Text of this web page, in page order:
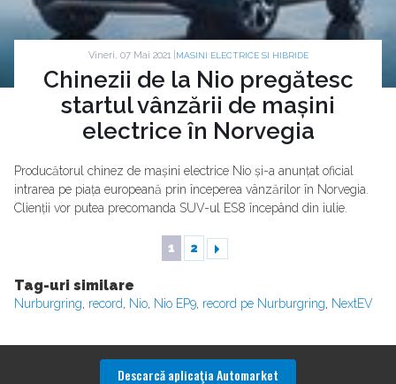
Vineri, 07 Mai 2021 | MASINI ELECTRICE SI HIBRIDE
Chinezii de la Nio pregătesc
startul vânzării de mașini
electrice în Norvegia
Producătorul chinez de mașini electrice Nio și-a anunțat oficial
intrarea pe piața europeană prin începerea vânzărilor în Norvegia.
Clienții vor putea precomanda SUV-ul ES8 începând din iulie.
1 2
Tag-uri similare
Nurburgring, record, Nio, Nio EP9, record pe Nurburgring, NextEV
Descarcă aplicaţia Automarket